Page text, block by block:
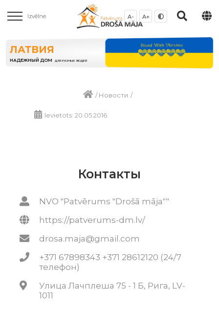
Izvēlne A- A+
ЛАТВИЯ
НАДЕЖНЫЙ ДОМ ДЛЯ РАЗНЫХ ЛЮДЕЙ
/Новости /
Ievietots: 20.05.2016
Контакты
NVO "Patvērums "Drošā māja""
https://patverums-dm.lv/
drosa.maja@gmail.com
+371 67898343 +371 28612120 (24/7
телефон)
Улица Лачплеша 75 - 1 Б, Рига, LV-
1011